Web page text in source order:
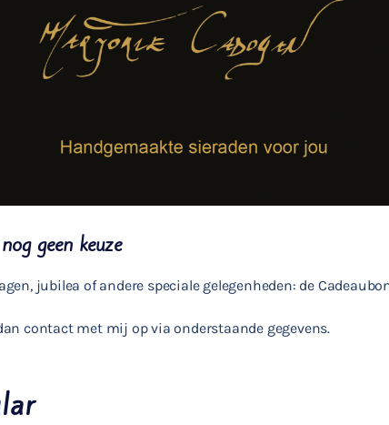
geen keuze
jubilea of andere speciale gelegenheden: de
contact met mij op via onderstaande gegevens.